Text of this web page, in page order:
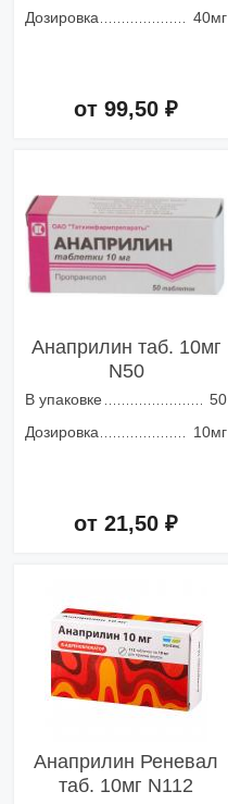
Дозировка
40мг
от 99,50 ₽
Анаприлин таб. 10мг
N50
В упаковке
50
Дозировка
10мг
от 21,50 ₽
Анаприлин Реневал
таб. 10мг N112